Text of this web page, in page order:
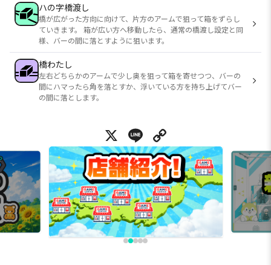
ハの字橋渡し
橋が広がった方向に向けて、片方のアームで狙って箱をずらし
ていきます。 箱が広い方へ移動したら、通常の橋渡し設定と同
様、バーの間に落とすように狙います。
橋わたし
左右どちらかのアームで少し奥を狙って箱を寄せつつ、バーの
間にハマったら角を落とすか、浮いている方を持ち上げてバー
の間に落とします。
X Line